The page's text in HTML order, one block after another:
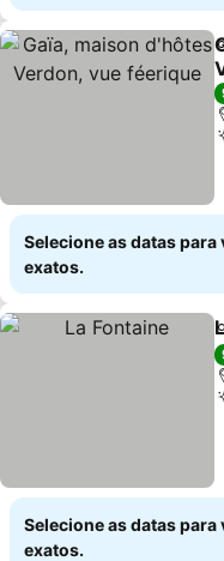
Selecione as datas para
exatos.
Selecione as datas para
exatos.